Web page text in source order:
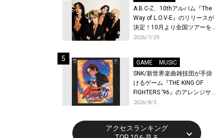
A.B.C-Z、10thアルバム『The
Way of L.O.V-E』のリリースが
決定！10月より全国ツアーを
開催！
2026/7/29
GAME
MUSIC
SNK/新世界楽曲雑技団が手掛
けるゲーム『THE KING OF
FIGHTERS ’96』のアレンジサ
ウンドトラックが配信開始！
2026/8/3
アクセスランキング